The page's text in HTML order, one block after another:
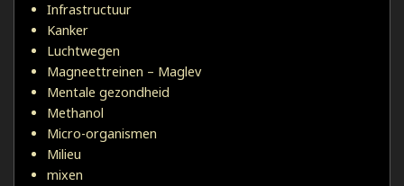
Infrastructuur
Kanker
Luchtwegen
Magneettreinen – Maglev
Mentale gezondheid
Methanol
Micro-organismen
Milieu
mixen